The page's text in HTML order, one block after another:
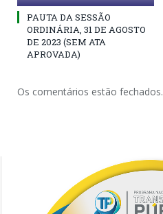
PAUTA DA SESSÃO
ORDINÁRIA, 31 DE AGOSTO
DE 2023 (SEM ATA
APROVADA)
Os comentários estão fechados.